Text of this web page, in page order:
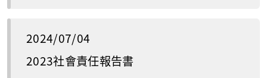
2024/07/04
2023社會責任報告書